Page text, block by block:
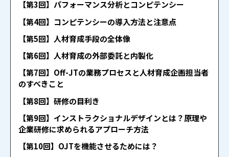
【第3回】パフォーマンス分析とコンピテンシー
【第4回】コンピテンシーの導入方法と注意点
【第5回】人材育成手段の全体像
【第6回】人材育成の外部委託と内製化
【第7回】Off-JTの業務プロセスと人材育成企画担当者
のすべきこと
【第8回】研修の目利き
【第9回】インストラクショナルデザインとは？原理や
企業研修に求められるアプローチ方法
【第10回】OJTを機能させるためには？